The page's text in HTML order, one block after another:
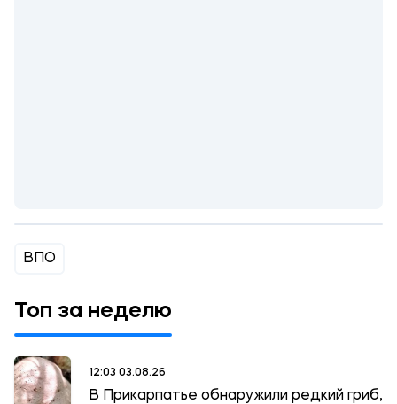
ВПО
Топ за неделю
12:03 03.08.26
В Прикарпатье обнаружили редкий гриб,